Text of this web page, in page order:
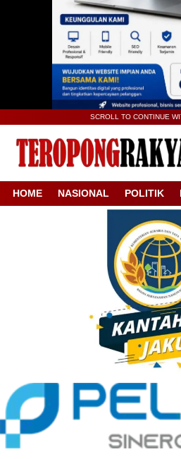
SCROLL TO CONTINUE
HOME NASIONAL POLITIK